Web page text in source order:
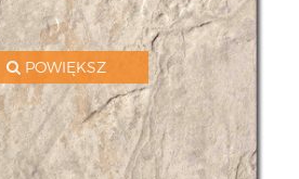
POWIĘKSZ